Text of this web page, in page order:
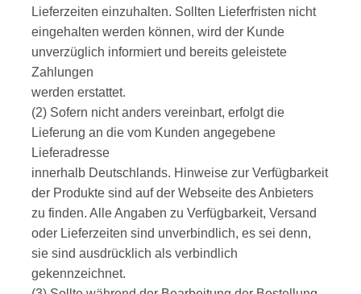
Lieferzeiten einzuhalten. Sollten Lieferfristen nicht
eingehalten werden können, wird der Kunde
unverzüglich informiert und bereits geleistete
Zahlungen
werden erstattet.
(2) Sofern nicht anders vereinbart, erfolgt die
Lieferung an die vom Kunden angegebene
Lieferadresse
innerhalb Deutschlands. Hinweise zur Verfügbarkeit
der Produkte sind auf der Webseite des Anbieters
zu finden. Alle Angaben zu Verfügbarkeit, Versand
oder Lieferzeiten sind unverbindlich, es sei denn,
sie sind ausdrücklich als verbindlich
gekennzeichnet.